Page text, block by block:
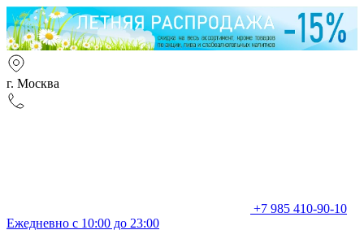
г. Москва
+7 985 410-90-10
Ежедневно с 10:00 до 23:00